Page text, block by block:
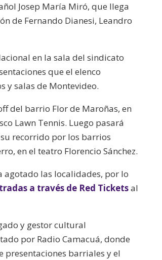
flecha
arriba/abajo
volumen.
Josep María Miró, que llega
de Fernando Dianesi, Leandro
en la sala del sindicato
que el elenco
y salas de Montevideo.
del barrio Flor de Maroñas, en
Lawn Tennis. Luego pasará
recorrido por los barrios
en el teatro Florencio Sánchez.
agotado las localidades, por lo
a través de Red Ticketsal
y gestor cultural
por Radio Camacuá, donde
presentaciones barriales y el